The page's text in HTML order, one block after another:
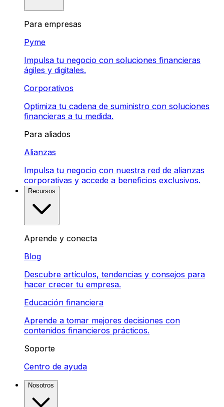
Para empresas
Pyme
Impulsa tu negocio con soluciones financieras
ágiles y digitales.
Corporativos
Optimiza tu cadena de suministro con soluciones
financieras a tu medida.
Para aliados
Alianzas
Impulsa tu negocio con nuestra red de alianzas
corporativas y accede a beneficios exclusivos.
Recursos
Aprende y conecta
Blog
Descubre artículos, tendencias y consejos para
hacer crecer tu empresa.
Educación financiera
Aprende a tomar mejores decisiones con
contenidos financieros prácticos.
Soporte
Centro de ayuda
Nosotros